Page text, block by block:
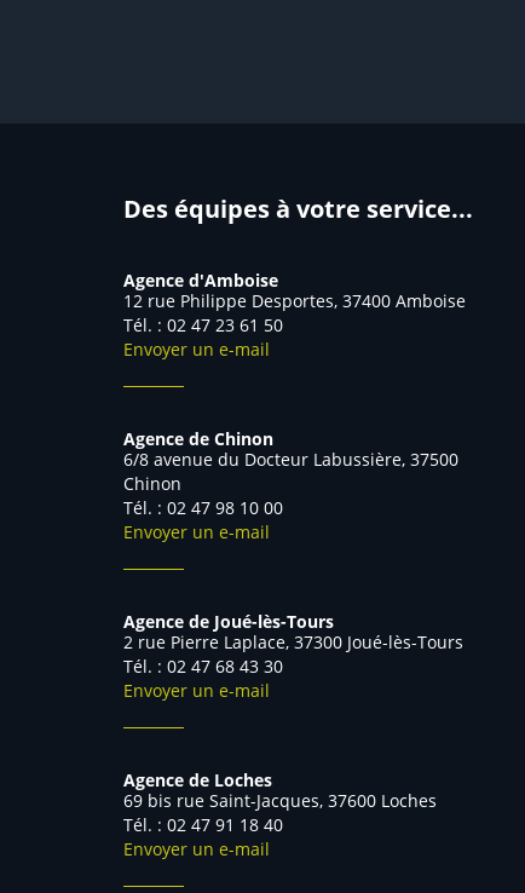
Des équipes à votre service...
Agence d'Amboise
12 rue Philippe Desportes, 37400 Amboise
Tél. : 02 47 23 61 50
Envoyer un e-mail
Agence de Chinon
6/8 avenue du Docteur Labussière, 37500
Chinon
Tél. : 02 47 98 10 00
Envoyer un e-mail
Agence de Joué-lès-Tours
2 rue Pierre Laplace, 37300 Joué-lès-Tours
Tél. : 02 47 68 43 30
Envoyer un e-mail
Agence de Loches
69 bis rue Saint-Jacques, 37600 Loches
Tél. : 02 47 91 18 40
Envoyer un e-mail